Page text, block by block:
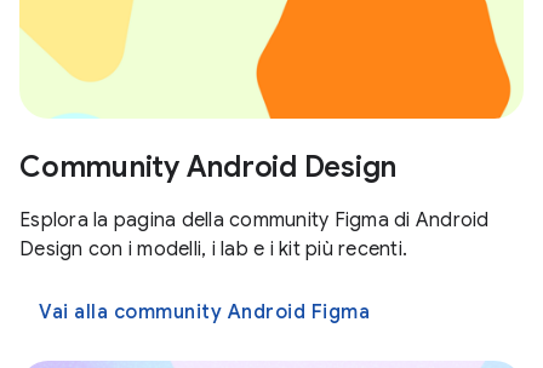
Community Android Design
Esplora la pagina della community Figma di Android
Design con i modelli, i lab e i kit più recenti.
Vai alla community Android Figma